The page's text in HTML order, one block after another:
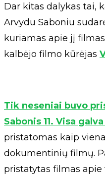
Dar kitas dalykas tai,
Arvydu Saboniu
kuriamas apie jį
kalbėjo filmo kūrėjas
Tik neseniai buvo
Sabonis 11. Visa
pristatomas kaip
dokumentinių filmų.
pristatytas filmas